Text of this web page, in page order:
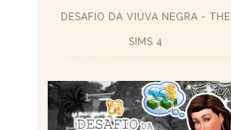
DESAFIO DA VIÚVA NEGRA - THE
SIMS 4